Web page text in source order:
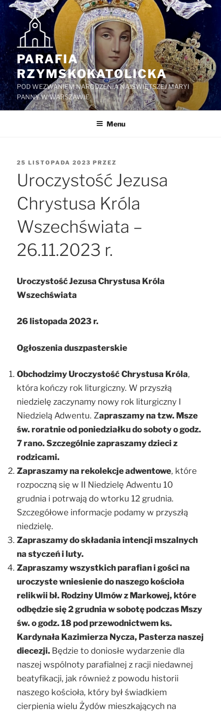
Przejdź
treści
PARAFIA
RZYMSKOKATOLICKA
POD WEZWANIEM NARODZENIA NAJŚWIĘTSZEJ MARYI
PANNY W WARSZAWIE
Menu
OPUBLIKOWANE
25 LISTOPADA 2023 PRZEZ
Uroczystość Jezusa
Chrystusa Króla
Wszechświata –
26.11.2023 r.
Uroczystość Jezusa Chrystusa Króla
Wszechświata
26 listopada 2023 r.
Ogłoszenia duszpasterskie
Obchodzimy Uroczystość Chrystusa Króla,
która kończy rok liturgiczny. W przyszłą
niedzielę zaczynamy nowy rok liturgiczny I
Niedzielą Adwentu. Zapraszamy na tzw. Msze
św. roratnie od poniedziałku do soboty o godz.
7 rano. Szczególnie zapraszamy dzieci z
rodzicami.
Zapraszamy na rekolekcje adwentowe, które
rozpoczną się w II Niedzielę Adwentu 10
grudnia i potrwają do wtorku 12 grudnia.
Szczegółowe informacje podamy w przyszłą
niedzielę.
Zapraszamy do składania intencji mszalnych
na styczeń i luty.
Zapraszamy wszystkich parafian i gości na
uroczyste wniesienie do naszego kościoła
relikwii bł. Rodziny Ulmów z Markowej, które
odbędzie się 2 grudnia w sobotę podczas Mszy
św. o godz. 18 pod przewodnictwem ks.
Kardynała Kazimierza Nycza, Pasterza naszej
diecezji. Będzie to doniosłe wydarzenie dla
naszej wspólnoty parafialnej z racji niedawnej
beatyfikacji, jak również z powodu historii
naszego kościoła, który był świadkiem
cierpienia wielu Żydów mieszkających na